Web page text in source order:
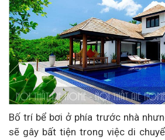
Bố trí bể bơi ở phía trước nhà
sẽ gây bất tiện trong việc di